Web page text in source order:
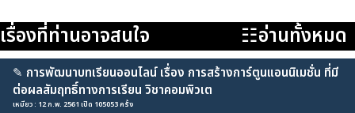
เรื่องที่ท่านอาจสนใจ ☷อ่านทั้งหมด
✎ การพัฒนาบทเรียนออนไลน์ เรื่อง การสร้างการ์ตูนแอนนิเมชั่น ที่มี
ต่อผลสัมฤทธิ์ทางการเรียน วิชาคอมพิวเต
เหมียว : 12 ก.พ. 2561 เปิด 105053 ครั้ง